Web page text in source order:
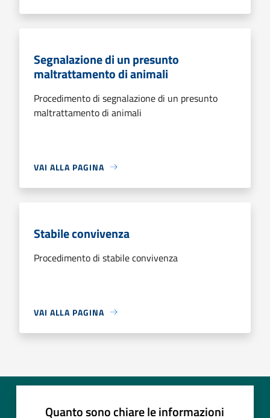
Segnalazione di un presunto
maltrattamento di animali
Procedimento di segnalazione di un presunto
maltrattamento di animali
VAI ALLA PAGINA
Stabile convivenza
Procedimento di stabile convivenza
VAI ALLA PAGINA
Quanto sono chiare le informazioni